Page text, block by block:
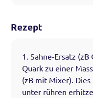
Rezept
1. Sahne-Ersatz
Quark zu einer
(zB mit Mixer).
unter rühren